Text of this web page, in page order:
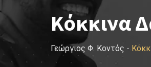
Κόκκινα
Γεώργιος Φ. Κοντός -